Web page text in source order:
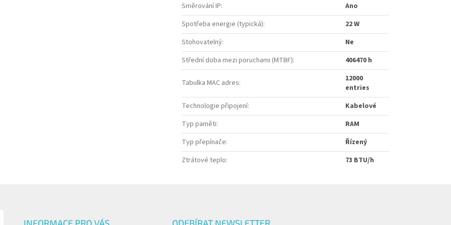
Směrování IP:
Ano
Spotřeba energie (typická):
22 W
Stohovatelný:
Ne
Střední doba mezi poruchami (MTBF): 406470 h
Tabulka MAC adres:
12000
entries
Technologie připojení:
Kabelové
Typ paměti:
RAM
Typ přepínače:
Řízený
Ztrátové teplo: 73 BTU/h